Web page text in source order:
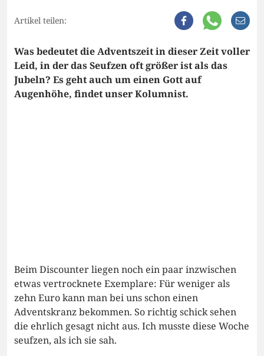
Artikel teilen:
Was bedeutet die Adventszeit in dieser Zeit voller
Leid, in der das Seufzen oft größer ist als das
Jubeln? Es geht auch um einen Gott auf
Augenhöhe, findet unser Kolumnist.
Beim Discounter liegen noch ein paar inzwischen
etwas vertrocknete Exemplare: Für weniger als
zehn Euro kann man bei uns schon einen
Adventskranz bekommen. So richtig schick sehen
die ehrlich gesagt nicht aus. Ich musste diese Woche
seufzen, als ich sie sah.